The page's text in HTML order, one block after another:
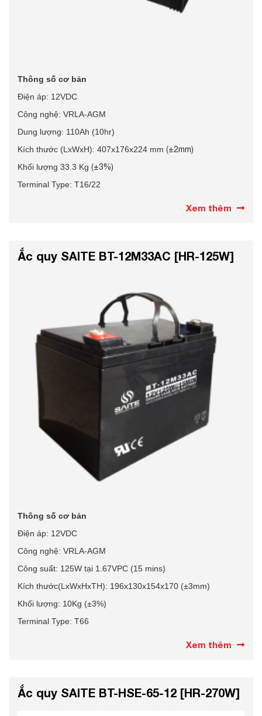
Thông số cơ bản
Điện áp: 12VDC
Công nghệ: VRLA-AGM
Dung lượng: 110Ah (10hr)
Kích thước (LxWxH): 407x176x224 mm (±2mm)
Khối lượng 33.3 Kg (±3%)
Terminal Type: T16/22
Xem thêm
Ắc quy SAITE BT-12M33AC [HR-125W]
Thông số cơ bản
Điện áp: 12VDC
Công nghệ: VRLA-AGM
Công suất: 125W tại 1.67VPC (15 mins)
Kích thước(LxWxHxTH): 196x130x154x170 (±3mm)
Khối lượng: 10Kg (±3%)
Terminal Type: T66
Xem thêm
Ắc quy SAITE BT-HSE-65-12 [HR-270W]